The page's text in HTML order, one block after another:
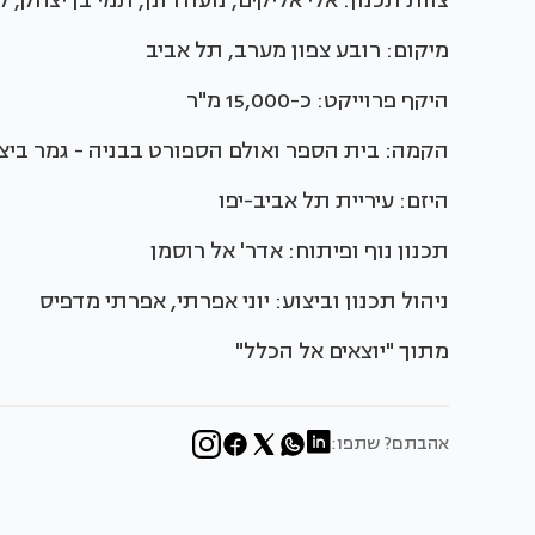
מיקום: רובע צפון מערב, תל אביב
היקף פרוייקט: כ-15,000 מ"ר
הקמה: בית הספר ואולם הספורט בבניה - גמר ביצוע
היזם: עיריית תל אביב-יפו
תכנון נוף ופיתוח: אדר' אל רוסמן
ניהול תכנון וביצוע: יוני אפרתי, אפרתי מדפיס
מתוך "יוצאים אל הכלל"
אהבתם? שתפו: